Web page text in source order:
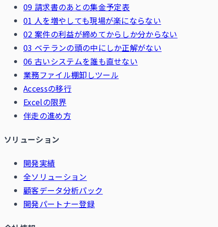
09 請求書のあとの集金予定表
01 人を増やしても現場が楽にならない
02 案件の利益が締めてからしか分からない
03 ベテランの頭の中にしか正解がない
06 古いシステムを誰も直せない
業務ファイル棚卸しツール
Accessの移行
Excelの限界
伴走の進め方
ソリューション
開発実績
全ソリューション
顧客データ分析パック
開発パートナー登録